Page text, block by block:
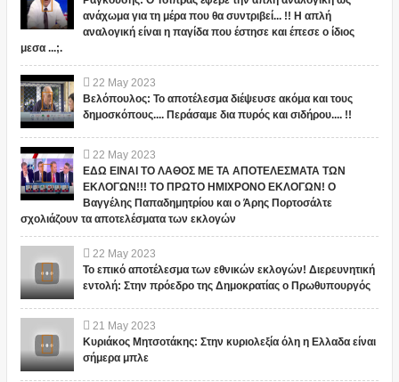
ανάχωμα για τη μέρα που θα συντριβεί... !! Η απλή
αναλογική είναι η παγίδα που έστησε και έπεσε ο ίδιος
μεσα ...;.
22 May 2023
Βελόπουλος: Το αποτέλεσμα διέψευσε ακόμα και τους
δημοσκόπους.... Περάσαμε δια πυρός και σιδήρου.... !!
22 May 2023
ΕΔΩ ΕΙΝΑΙ ΤΟ ΛΑΘΟΣ ΜΕ ΤΑ ΑΠΟΤΕΛΕΣΜΑΤΑ ΤΩΝ
ΕΚΛΟΓΩΝ!!! ΤΟ ΠΡΩΤΟ ΗΜΙΧΡΟΝΟ ΕΚΛΟΓΩΝ! Ο
Βαγγέλης Παπαδημητρίου και ο Άρης Πορτοσάλτε
σχολιάζουν τα αποτελέσματα των εκλογών
22 May 2023
Το επικό αποτέλεσμα των εθνικών εκλογών! Διερευνητική
εντολή: Στην πρόεδρο της Δημοκρατίας ο Πρωθυπουργός
21 May 2023
Κυριάκος Μητσοτάκης: Στην κυριολεξία όλη η Ελλαδα είναι
σήμερα μπλε